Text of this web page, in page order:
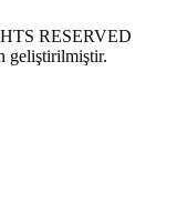
RESERVED
geliştirilmiştir.